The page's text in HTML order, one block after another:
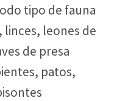
tipo de fauna
leones de
de presa
patos,